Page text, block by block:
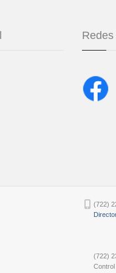
(722)
(722)